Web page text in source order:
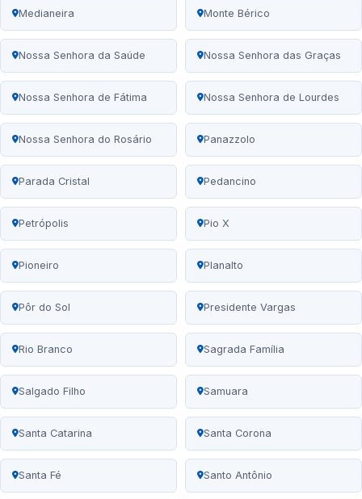
Medianeira Monte Bérico
Nossa Senhora da Saúde Nossa Senhora das Graças
Nossa Senhora de Fátima Nossa Senhora de Lourdes
Nossa Senhora do Rosário Panazzolo
Parada Cristal Pedancino
Petrópolis Pio X
Pioneiro Planalto
Pôr do Sol Presidente Vargas
Rio Branco Sagrada Família
Salgado Filho Samuara
Santa Catarina Santa Corona
Santa Fé Santo Antônio